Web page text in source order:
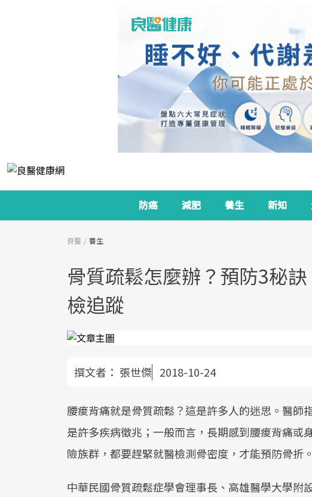
防癌 減肥 養生 新知
良醫 養生
骨質疏鬆怎麼辦？預防3秘
檢追蹤
撰文者： 張世傑 2018-10-24
腰痠背痛就是骨質疏鬆？這是許多人的迷思。醫師
是許多疾病徵兆；一般而言，長期感到腰痠背痛或
險族群，都要趕緊就醫檢測骨密度，才能預防骨折。
中華民國骨質疏鬆症學會理事長、高雄醫學大學附